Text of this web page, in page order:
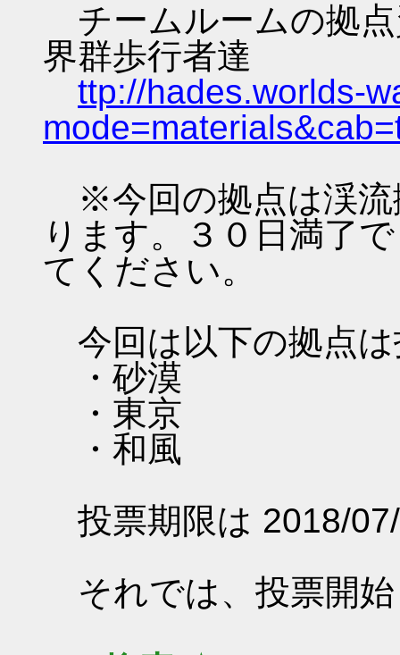
チームルームの拠
界群歩行者達
ttp://hades.worlds-
※今回の拠点は渓流
ります。３０日満了
てください。
今回は以下の拠点
・砂漠
・東京
・和風
投票期限は 2018/
それでは、投票開